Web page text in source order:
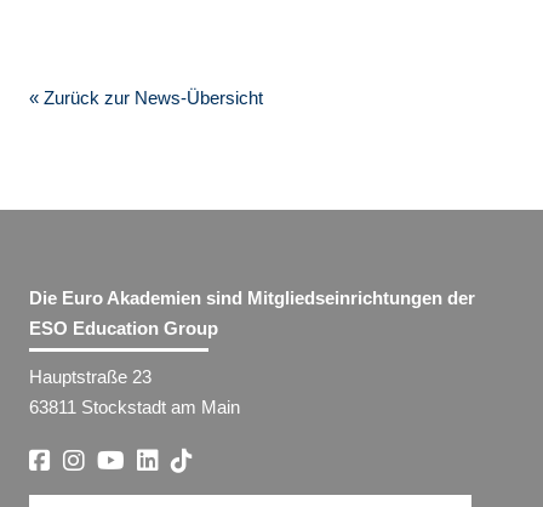
« Zurück zur News-Übersicht
Die Euro Akademien sind Mitgliedseinrichtungen der
ESO Education Group
Hauptstraße 23
63811 Stockstadt am Main